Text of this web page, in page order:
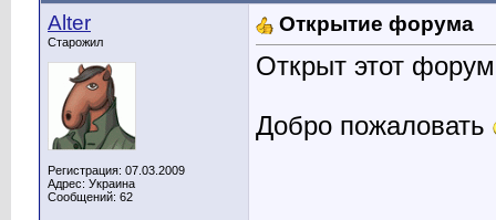
Alter
Старожил
Регистрация: 07.03.2009
Адрес: Украина
Сообщений: 62
Открытие форума
Открыт этот форум
Добро пожаловать